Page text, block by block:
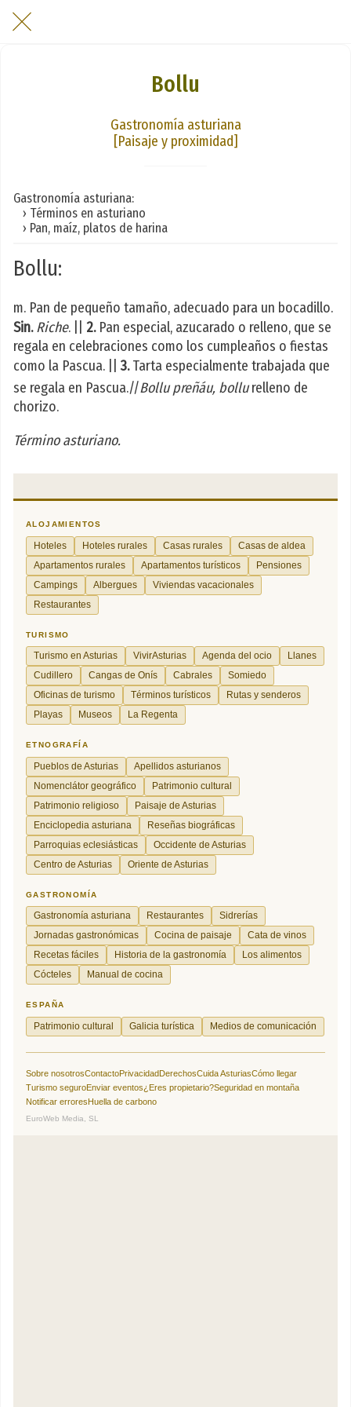
Bollu
Gastronomía asturiana
[Paisaje y proximidad]
Gastronomía asturiana:
› Términos en asturiano
› Pan, maíz, platos de harina
Bollu:
m. Pan de pequeño tamaño, adecuado para un bocadillo.
Sin. Riche. || 2.Pan especial, azucarado o relleno, que se
regala en celebraciones como los cumpleaños o fiestas
como la Pascua. || 3.Tarta especialmente trabajada que
se regala en Pascua.//Bollu preñáu, bollurelleno de
chorizo.
Término asturiano.